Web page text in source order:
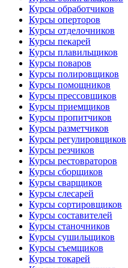
Курсы обработчиков
Курсы оперторов
Курсы отделочников
Курсы пекарей
Курсы плавильщиков
Курсы поваров
Курсы полировщиков
Курсы помощников
Курсы прессовщиков
Курсы приемщиков
Курсы пропитчиков
Курсы разметчиков
Курсы регулировщиков
Курсы резчиков
Курсы рестовраторов
Курсы сборщиков
Курсы сварщиков
Курсы слесарей
Курсы сортировщиков
Курсы составителей
Курсы станочников
Курсы сушильщиков
Курсы съемщиков
Курсы токарей